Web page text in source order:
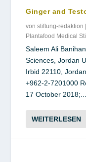
Ginger and
vonstiftung-redaktion
Plantafood Medical
Saleem Ali
Sciences, Jordan
Irbid 22110,
+962-2-7201000
17 October 2018;...
WEITERLESEN